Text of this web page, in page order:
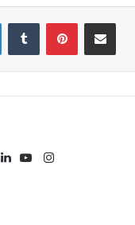
LinkedInTumblr PinterestShare via Email
Instagram